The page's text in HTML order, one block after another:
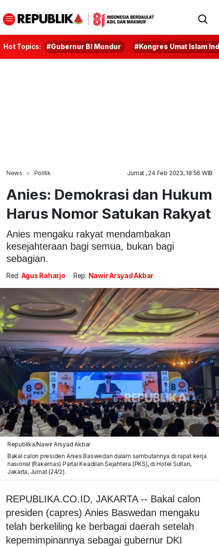
Hot Topics: #Gubernur BI Mundur #Kongres Umat Islam
News Politik Jumat , 24 Feb 2023, 18:56 WIB
Anies: Demokrasi dan Hukum
Harus Nomor Satukan Rakyat
Anies mengaku rakyat mendambakan
kesejahteraan bagi semua, bukan bagi
sebagian.
Red: Agus Raharjo Rep: Nawir Arsyad Akbar
Republika/Nawir Arsyad Akbar
Bakal calon presiden Anies Baswedan dalam sambutannya di rapat kerja
nasional (Rakernas) Partai Keadilan Sejahtera (PKS), di Hotel Sultan,
Jakarta, Jumat (24/2).
REPUBLIKA.CO.ID, JAKARTA -- Bakal calon
presiden (capres) Anies Baswedan mengaku
telah berkeliling ke berbagai daerah setelah
kepemimpinannya sebagai gubernur DKI